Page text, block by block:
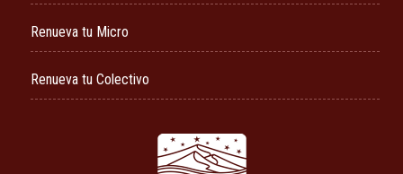
Renueva tu Micro
Renueva tu Colectivo